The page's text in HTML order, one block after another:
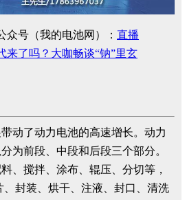
众号（我的电池网）： 直播
来了吗？大咖畅谈“钠”里玄
动了动力电池的高速增长。动力
为前段、中段和后段三个部分。
、搅拌、涂布、辊压、分切等，
封装、烘干、注液、封口、清洗